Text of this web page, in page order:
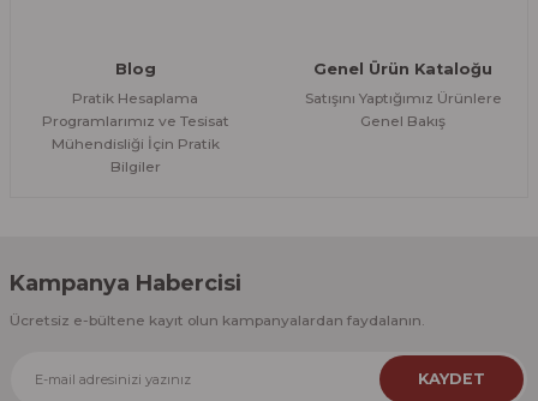
Blog
Pratik Hesaplama
Programlarımız ve Tesisat
Mühendisliği İçin Pratik
Bilgiler
Genel Ürün Kataloğu
Satışını Yaptığımız Ürünlere
Genel Bakış
Kampanya Habercisi
Ücretsiz e-bültene kayıt olun kampanyalardan faydalanın.
KAYDET